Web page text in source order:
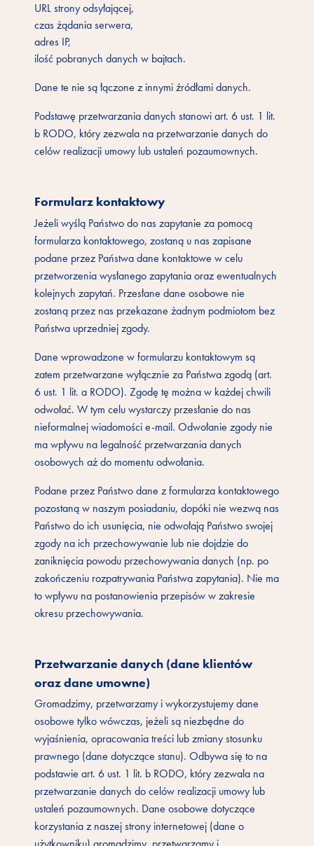
URL strony odsyłającej,
czas żądania serwera,
adres IP,
ilość pobranych danych w bajtach.
Dane te nie są łączone z innymi źródłami danych.
Podstawę przetwarzania danych stanowi art. 6 ust. 1 lit.
b RODO, który zezwala na przetwarzanie danych do
celów realizacji umowy lub ustaleń pozaumownych.
Formularz kontaktowy
Jeżeli wyślą Państwo do nas zapytanie za pomocą
formularza kontaktowego, zostaną u nas zapisane
podane przez Państwa dane kontaktowe w celu
przetworzenia wysłanego zapytania oraz ewentualnych
kolejnych zapytań. Przesłane dane osobowe nie
zostaną przez nas przekazane żadnym podmiotom bez
Państwa uprzedniej zgody.
Dane wprowadzone w formularzu kontaktowym są
zatem przetwarzane wyłącznie za Państwa zgodą (art.
6 ust. 1 lit. a RODO). Zgodę tę można w każdej chwili
odwołać. W tym celu wystarczy przesłanie do nas
nieformalnej wiadomości e-mail. Odwołanie zgody nie
ma wpływu na legalność przetwarzania danych
osobowych aż do momentu odwołania.
Podane przez Państwo dane z formularza kontaktowego
pozostaną w naszym posiadaniu, dopóki nie wezwą nas
Państwo do ich usunięcia, nie odwołają Państwo swojej
zgody na ich przechowywanie lub nie dojdzie do
zaniknięcia powodu przechowywania danych (np. po
zakończeniu rozpatrywania Państwa zapytania). Nie ma
to wpływu na postanowienia przepisów w zakresie
okresu przechowywania.
Przetwarzanie danych (dane klientów
oraz dane umowne)
Gromadzimy, przetwarzamy i wykorzystujemy dane
osobowe tylko wówczas, jeżeli są niezbędne do
wyjaśnienia, opracowania treści lub zmiany stosunku
prawnego (dane dotyczące stanu). Odbywa się to na
podstawie art. 6 ust. 1 lit. b RODO, który zezwala na
przetwarzanie danych do celów realizacji umowy lub
ustaleń pozaumownych. Dane osobowe dotyczące
korzystania z naszej strony internetowej (dane o